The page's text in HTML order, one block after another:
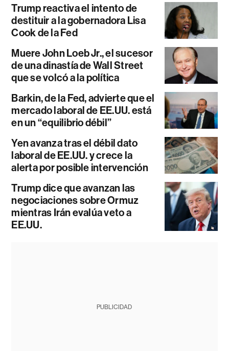
Trump reactiva el intento de
destituir a la gobernadora Lisa
Cook de la Fed
Muere John Loeb Jr., el sucesor
de una dinastía de Wall Street
que se volcó a la política
Barkin, de la Fed, advierte que el
mercado laboral de EE.UU. está
en un “equilibrio débil”
Yen avanza tras el débil dato
laboral de EE.UU. y crece la
alerta por posible intervención
Trump dice que avanzan las
negociaciones sobre Ormuz
mientras Irán evalúa veto a
EE.UU.
PUBLICIDAD